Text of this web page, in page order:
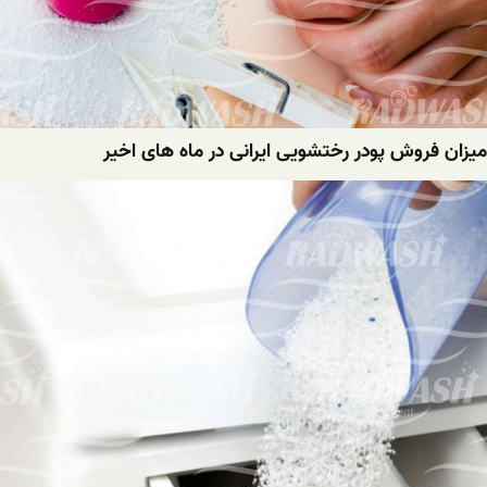
میزان فروش پودر رختشویی ایرانی در ماه های اخیر